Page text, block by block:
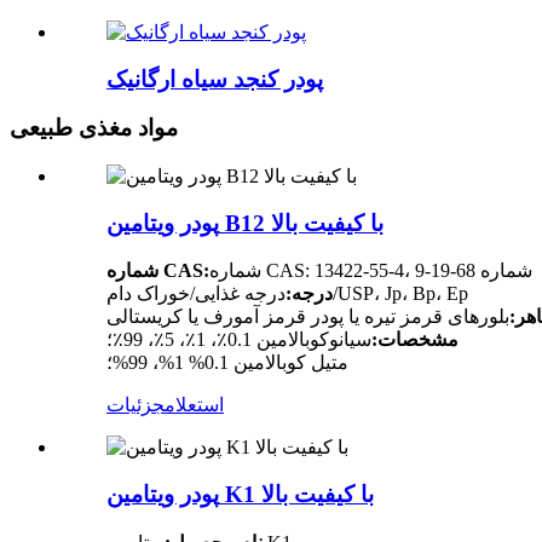
پودر کنجد سیاه ارگانیک
مواد مغذی طبیعی
پودر ویتامین B12 با کیفیت بالا
شماره CAS:
شماره CAS: 13422-55-4، شماره 68-19-9
درجه:درجه غذایی/خوراک دام/USP، Jp، Bp، Ep
بلورهای قرمز تیره یا پودر قرمز آمورف یا کریستالی
مشخصات:سیانوکوبالامین 0.1٪، 1٪، 5٪، 99٪؛
متیل کوبالامین 0.1% 1%، 99%؛
استعلامجزئیات
پودر ویتامین K1 با کیفیت بالا